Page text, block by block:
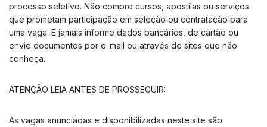
processo seletivo. Não compre cursos, apostilas ou serviços
que prometam participação em seleção ou contratação para
uma vaga. E jamais informe dados bancários, de cartão ou
envie documentos por e-mail ou através de sites que não
conheça.
ATENÇÃO LEIA ANTES DE PROSSEGUIR:
As vagas anunciadas e disponibilizadas neste site são